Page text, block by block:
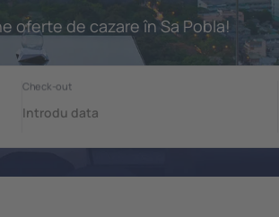
oferte de cazare în Sa Pobla!